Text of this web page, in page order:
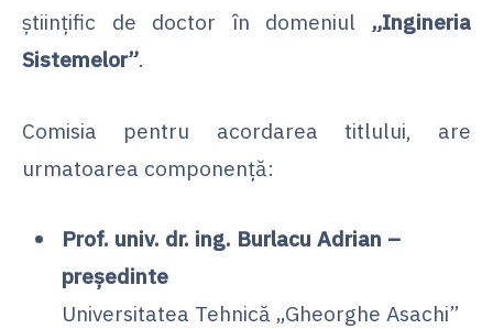
științific de doctor în domeniul „Ingineria
Sistemelor”.
Comisia pentru acordarea titlului, are
urmatoarea componență:
Prof. univ. dr. ing. Burlacu Adrian –
președinte
Universitatea Tehnică „Gheorghe Asachi”